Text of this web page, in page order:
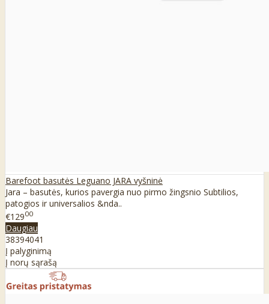
Barefoot basutės Leguano JARA vyšninė
Jara – basutės, kurios pavergia nuo pirmo žingsnio Subtilios,
patogios ir universalios &nda..
€12900
Daugiau
38394041
Į palyginimą
Į norų sąrašą